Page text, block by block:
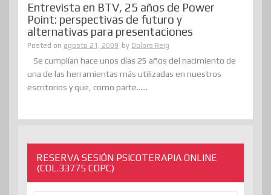
Entrevista en BTV, 25 años de Power
Point: perspectivas de futuro y
alternativas para presentaciones
Posted on agosto 21, 2009 by Dolors Reig
Se cumplían hace unos días 25 años del nacimiento de
una de las herramientas más utilizadas en nuestros
escritorios y que, como parte......
RESERVA SESIÓN PSICOTERAPIA ONLINE
(COL.33775 COPC)